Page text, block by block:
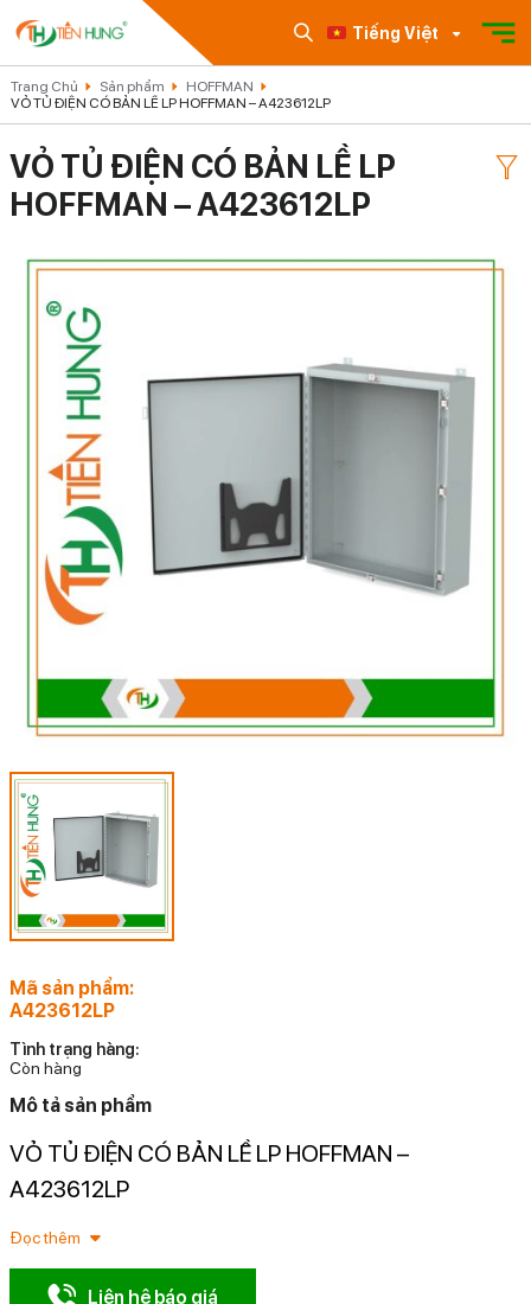
Tiếng Việt
Trang Chủ Sản phẩm
HOFFMAN
VỎ TỦ ĐIỆN CÓ BẢN LỀ LP HOFFMAN – A423612LP
VỎ TỦ ĐIỆN CÓ BẢN LỀ LP
HOFFMAN – A423612LP
Mã sản phẩm:
A423612LP
Tình trạng hàng:
Còn hàng
Mô tả sản phẩm
VỎ TỦ ĐIỆN CÓ BẢN LỀ LP HOFFMAN –
A423612LP
Đọc thêm
Liên hệ báo giá